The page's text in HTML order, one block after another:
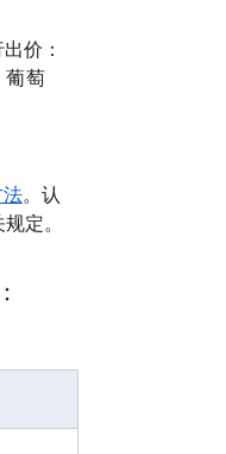
价：
葡萄
。认
定。